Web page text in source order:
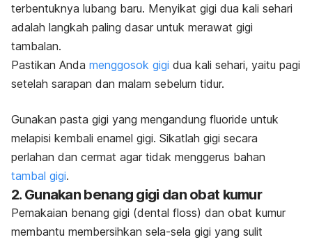
terbentuknya lubang baru. Menyikat gigi dua kali sehari
adalah langkah paling dasar untuk merawat gigi
tambalan.
Pastikan Anda menggosok gigi dua kali sehari, yaitu pagi
setelah sarapan dan malam sebelum tidur.
Gunakan pasta gigi yang mengandung fluoride untuk
melapisi kembali enamel gigi. Sikatlah gigi secara
perlahan dan cermat agar tidak menggerus bahan
tambal gigi.
2. Gunakan benang gigi dan obat kumur
Pemakaian benang gigi (dental floss) dan obat kumur
membantu membersihkan sela-sela gigi yang sulit